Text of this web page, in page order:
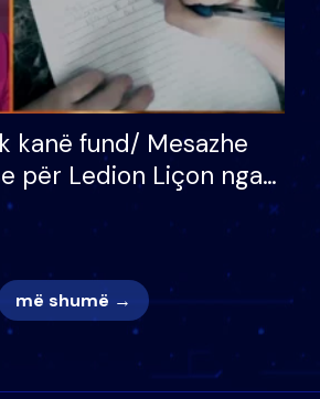
kanë fund/ Mesazhe
për Ledion Liçon nga
e tij, moderatori
lotët: Nuk meritoj…
më shumë →